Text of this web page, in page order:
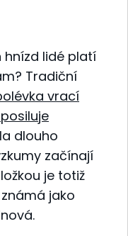
hnízd lidé platí
Tradiční
vrací
dlouho
začínají
je totiž
jako